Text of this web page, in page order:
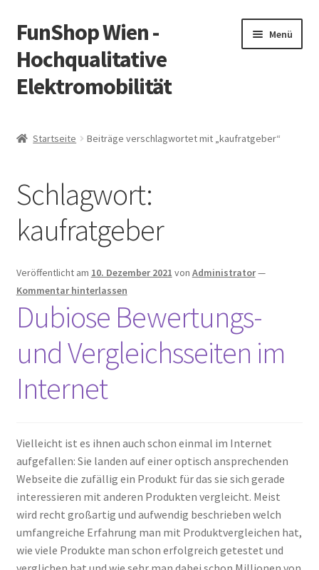
Zur
Navigation
springen
Zum
Inhalt
springen
FunShop Wien -
Hochqualitative
Elektromobilität
Menü
öffnen
Vorsicht Internetbetrug
Über FunShop
Impressum
Zum Onlineshop in der Web Version
Startseite Beiträge verschlagwortet mit „kaufratgeber“
Schlagwort:
kaufratgeber
Veröffentlicht am 10. Dezember 2021 von Administrator—
Kommentar hinterlassen
Dubiose Bewertungs-
und Vergleichsseiten im
Internet
Vielleicht ist es ihnen auch schon einmal im Internet
aufgefallen: Sie landen auf einer optisch ansprechenden
Webseite die zufällig ein Produkt für das sie sich gerade
interessieren mit anderen Produkten vergleicht. Meist
wird recht großartig und aufwendig beschrieben welch
umfangreiche Erfahrung man mit Produktvergleichen hat,
wie viele Produkte man schon erfolgreich getestet und